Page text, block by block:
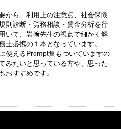
から、利用上の注意点、社会保険
則診断・労務相談・賃金分析を行
いて、岩﨑先生の視点で細かく解
必携の１本となっています。
使えるPrompt集もついていますの
みたいと思っている方や、思った
おすすめです。